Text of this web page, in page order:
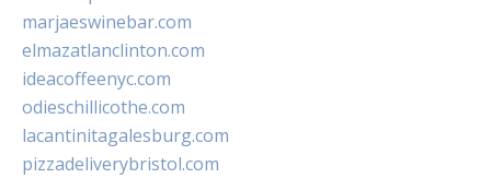
marjaeswinebar.com
elmazatlanclinton.com
ideacoffeenyc.com
odieschillicothe.com
lacantinitagalesburg.com
pizzadeliverybristol.com